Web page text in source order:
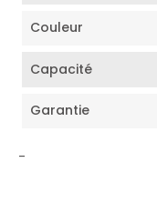
Couleur
Capacité
Garantie
-